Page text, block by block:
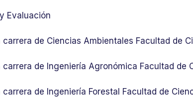
Evaluación
de Ciencias Ambientales Facultad de
de Ingeniería Agronómica Facultad de
de Ingeniería Forestal Facultad de